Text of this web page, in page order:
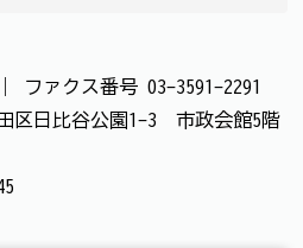
ファクス番号 03-3591-2291
区日比谷公園1-3 市政会館5階